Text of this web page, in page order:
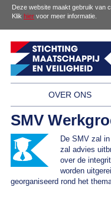
Deze website maakt gebruik van
Klik hier voor meer informatie.
OVER ONS
SMV
De SMV zal
zal advies
over de
worden
georganiseerd rond het